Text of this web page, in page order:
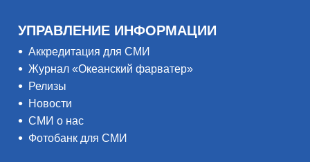
УПРАВЛЕНИЕ ИНФОРМАЦИИ
Аккредитация для СМИ
Журнал «Океанский фарватер»
Релизы
Новости
СМИ о нас
Фотобанк для СМИ